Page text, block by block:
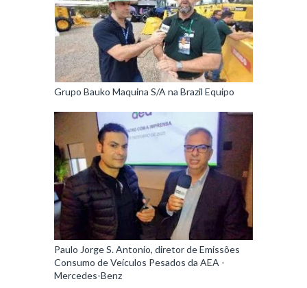
Grupo Bauko Maquina S/A na Brazil Equipo
Paulo Jorge S. Antonio, diretor de Emissões
Consumo de Veículos Pesados da AEA -
Mercedes-Benz